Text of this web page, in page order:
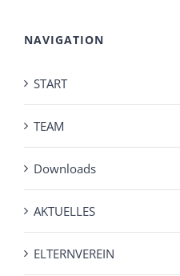
NAVIGATION
START
TEAM
Downloads
AKTUELLES
ELTERNVEREIN